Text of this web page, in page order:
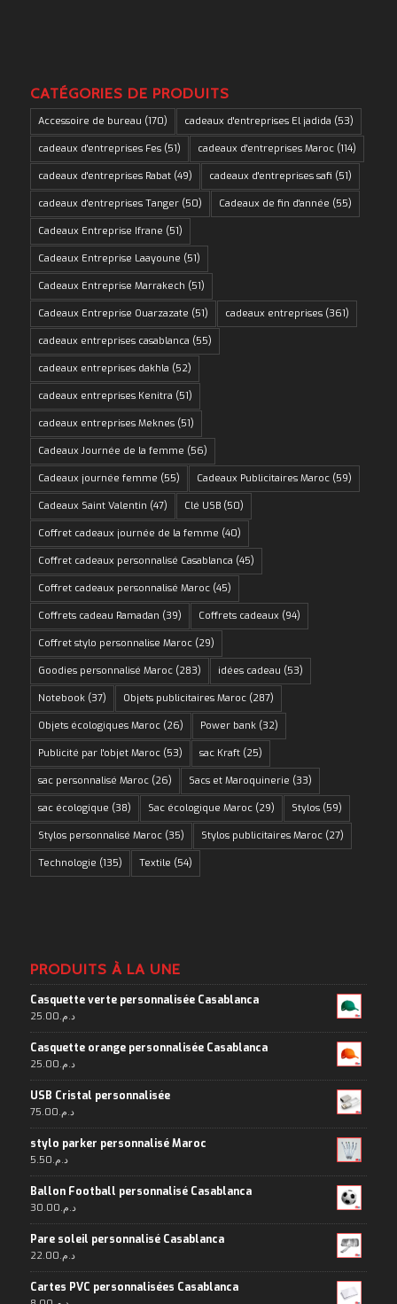
CATÉGORIES DE PRODUITS
Accessoire de bureau (170) cadeaux d'entreprises El jadida (53)
cadeaux d'entreprises Fes(51) cadeaux d'entreprises Maroc(114)
cadeaux d'entreprises Rabat(49) cadeaux d'entreprises safi (51)
cadeaux d'entreprises Tanger(50) Cadeaux de fin d'année (55)
Cadeaux Entreprise Ifrane (51)
Cadeaux Entreprise Laayoune (51)
Cadeaux Entreprise Marrakech (51)
Cadeaux Entreprise Ouarzazate (51) cadeaux entreprises(361)
cadeaux entreprises casablanca (55)
cadeaux entreprises dakhla (52)
cadeaux entreprises Kenitra (51)
cadeaux entreprises Meknes(51)
Cadeaux Journée de la femme (56)
Cadeaux journée femme (55) Cadeaux Publicitaires Maroc(59)
Cadeaux Saint Valentin (47) Clé USB(50)
Coffret cadeaux journée de la femme (40)
Coffret cadeaux personnalisé Casablanca (45)
Coffret cadeaux personnalisé Maroc(45)
Coffrets cadeau Ramadan (39) Coffrets cadeaux (94)
Coffret stylo personnalise Maroc(29)
Goodies personnalisé Maroc(283) idées cadeau (53)
Notebook(37) Objets publicitaires Maroc(287)
Objets écologiques Maroc(26) Power bank(32)
Publicité par l'objet Maroc(53) sac Kraft(25)
sac personnalisé Maroc(26) Sacs et Maroquinerie (33)
sac écologique (38) Sac écologique Maroc(29) Stylos(59)
Stylos personnalisé Maroc(35) Stylos publicitaires Maroc(27)
Technologie (135) Textile (54)
PRODUITS À LA UNE
Casquette verte personnalisée Casablanca
د.م.25.00
Casquette orange personnalisée Casablanca
د.م.25.00
USB Cristal personnalisée
د.م.75.00
stylo parker personnalisé Maroc
د.م.5.50
Ballon Football personnalisé Casablanca
د.م.30.00
Pare soleil personnalisé Casablanca
د.م.22.00
Cartes PVC personnalisées Casablanca